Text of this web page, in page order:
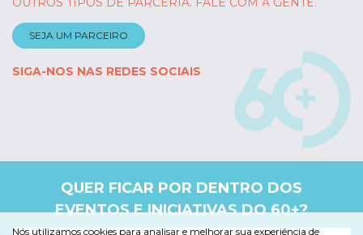
SEJA UM PARCEIRO
SIGA-NOS NAS REDES SOCIAIS
QUER FICAR POR DENTRO DOS
EVENTOS E INICIATIVAS DO 60+?
Nós utilizamos cookies para analisar e melhorar sua experiência de